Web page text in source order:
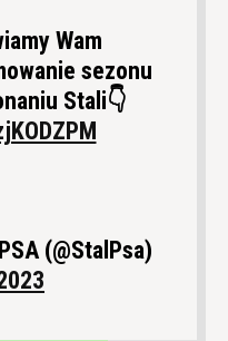
Wam
sezonu
Stali👇
(@StalPsa)